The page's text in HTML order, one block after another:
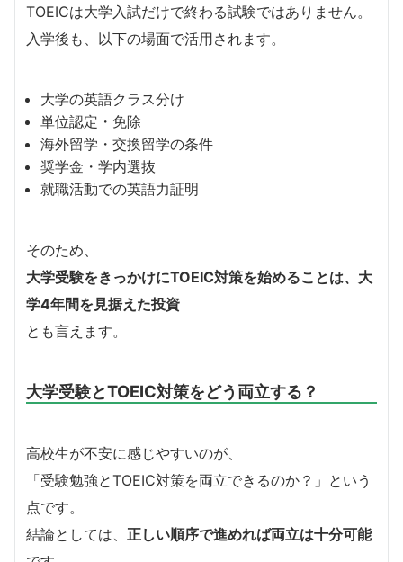
TOEICは大学入試だけで終わる試験ではありません。
入学後も、以下の場面で活用されます。
大学の英語クラス分け
単位認定・免除
海外留学・交換留学の条件
奨学金・学内選抜
就職活動での英語力証明
そのため、
大学受験をきっかけにTOEIC対策を始めることは、大
学4年間を見据えた投資
とも言えます。
大学受験とTOEIC対策をどう両立する？
高校生が不安に感じやすいのが、
「受験勉強とTOEIC対策を両立できるのか？」という
点です。
結論としては、 正しい順序で進めれば両立は十分可能